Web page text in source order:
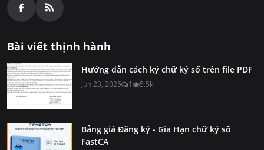
Bài viết thịnh hành
Hướng dẫn cách ký chữ ký số trên file PDF
Jun 23, 2025 1 5.5k
Bảng giá Đăng ký - Gia Hạn chữ ký số
FastCA